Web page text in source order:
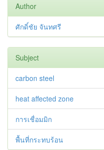
Author
ศักดิ์ชัย จันทศรี
Subject
carbon steel
heat affected zone
การเชื่อมมิก
พื้นที่กระทบร้อน